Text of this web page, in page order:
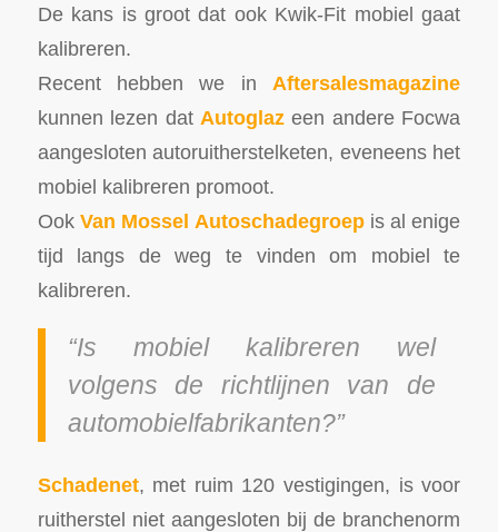
De kans is groot dat ook Kwik-Fit mobiel gaat
kalibreren.
Recent hebben we in Aftersalesmagazine
kunnen lezen dat Autoglaz een andere Focwa
aangesloten autoruitherstelketen, eveneens het
mobiel kalibreren promoot.
Ook Van Mossel Autoschadegroepis al enige
tijd langs de weg te vinden om mobiel te
kalibreren.
“Is mobiel kalibreren wel
volgens de richtlijnen van de
automobielfabrikanten?”
Schadenet, met ruim 120 vestigingen, is voor
ruitherstel niet aangesloten bij de branchenorm